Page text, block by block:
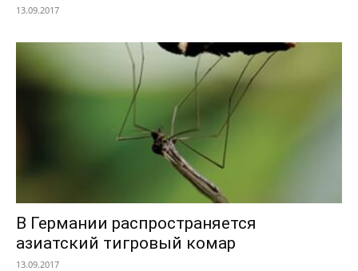
13.09.2017
В Германии распространяется
азиатский тигровый комар
13.09.2017